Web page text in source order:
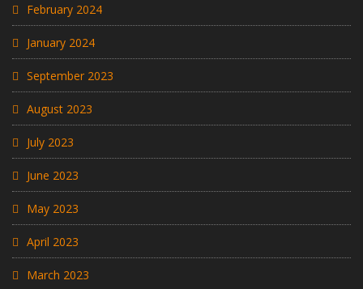
February 2024
January 2024
September 2023
August 2023
July 2023
June 2023
May 2023
April 2023
March 2023